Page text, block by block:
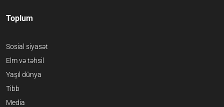
Toplum
Sosial siyasət
Elm və təhsil
Yaşıl dünya
Tibb
Media